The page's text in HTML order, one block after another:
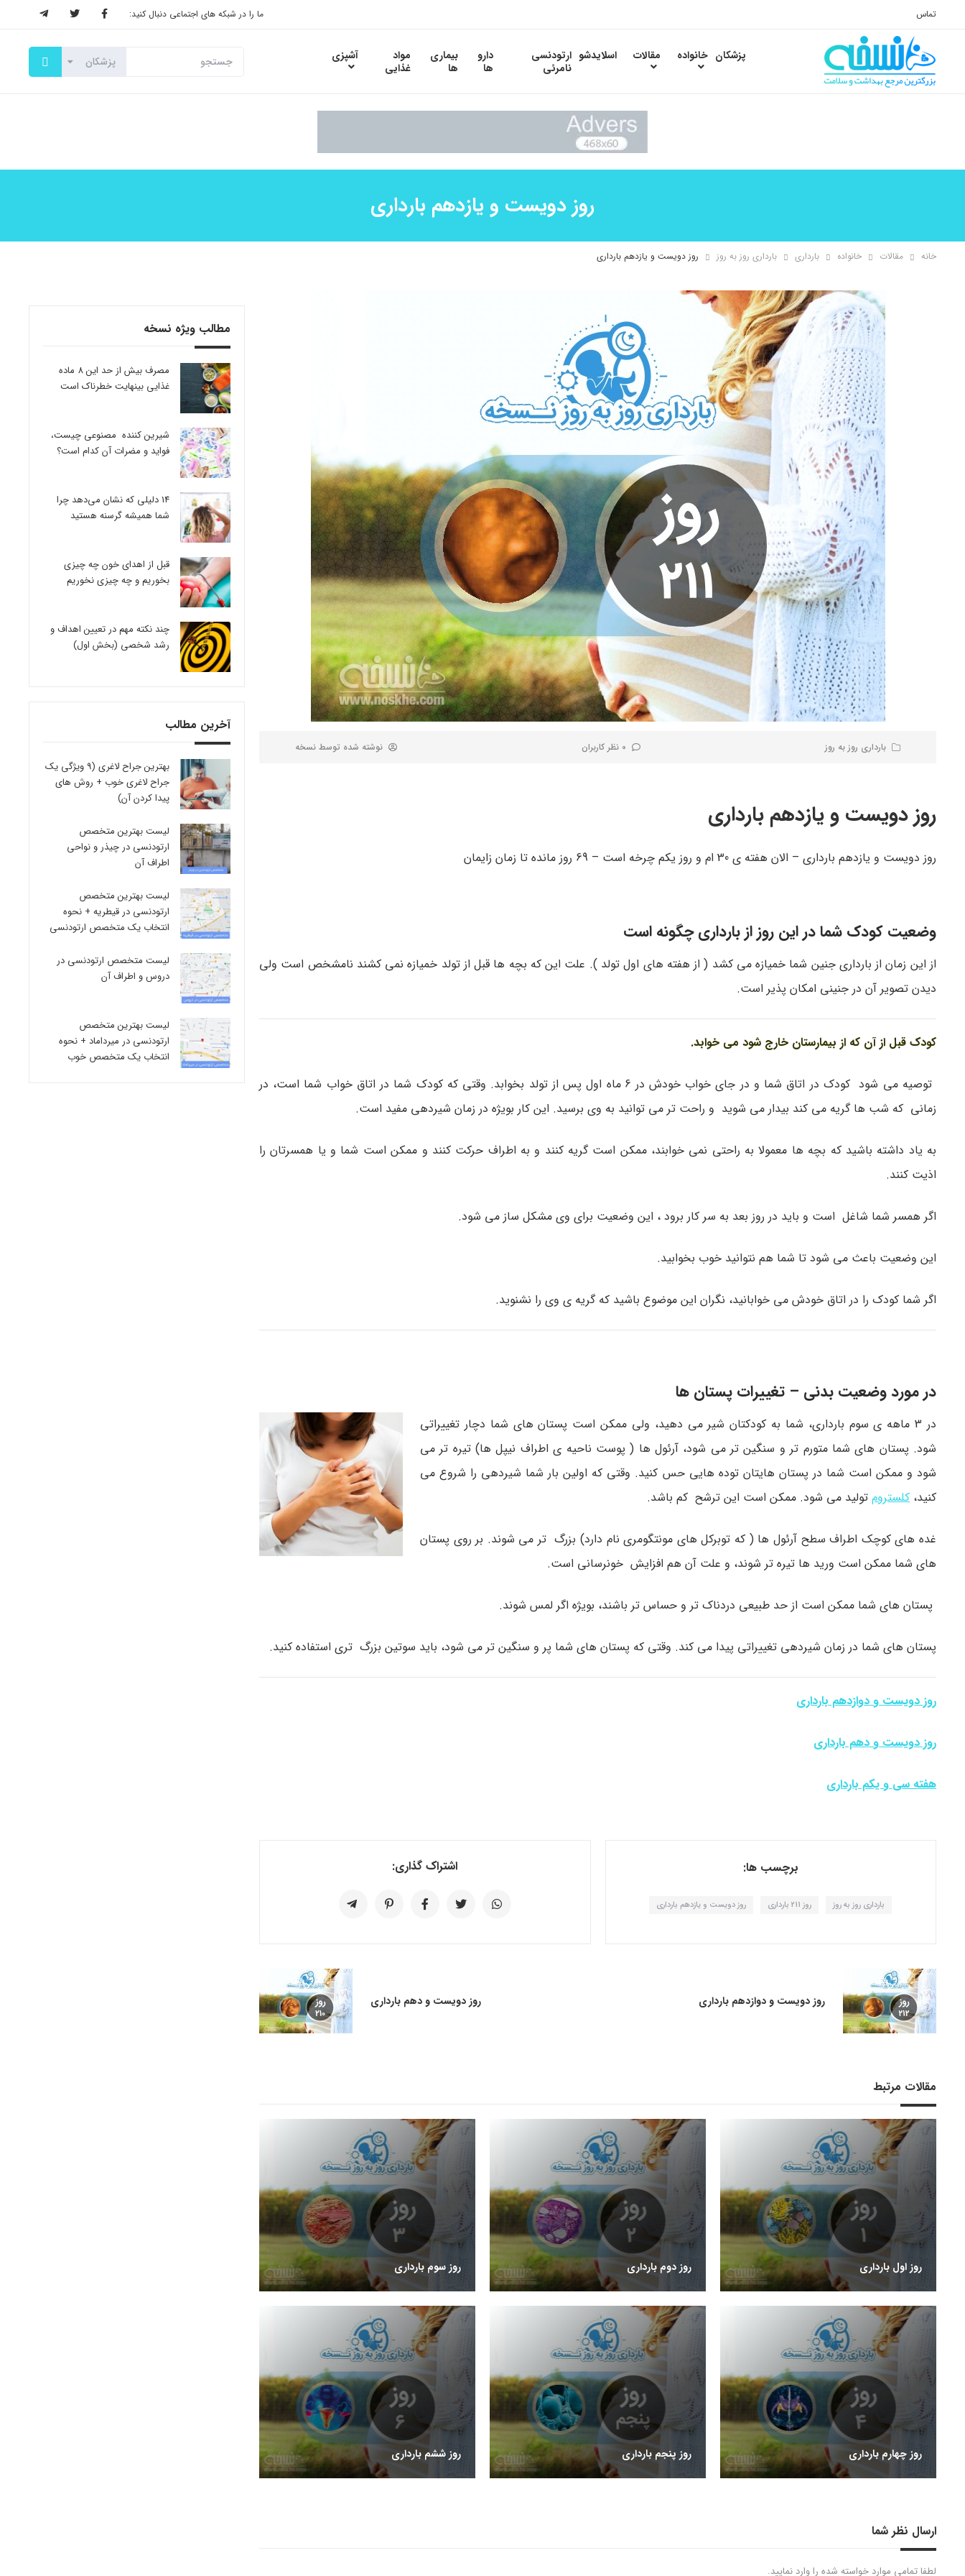
تماس ما را در شبکه های اجتماعی دنبال کنید:
پزشکان خانواده مقالات اسلایدشو ارتودنسی
نامرئی
دارو
ها
بیماری
ها
مواد
غذایی
آشپزی
روز دویست و یازدهم بارداری
خانه مقالات خانواده بارداری بارداری روز به روز روز دویست و یازدهم بارداری
بارداری روز به روز 0 نظر کاربران نوشته شده توسط نسخه
روز دویست و یازدهم بارداری
روز دویست و یازدهم بارداری – الان هفته ی 30 ام و روز یکم چرخه است – 69 روز مانده تا زمان زایمان
وضعیت کودک شما در این روز از بارداری چگونه است
از این زمان از بارداری جنین شما خمیازه می کشد ( از هفته های اول تولد ). علت این که بچه ها قبل از تولد خمیازه نمی کشند نامشخص است ولی
دیدن تصویر آن در جنینی امکان پذیر است.
کودک قبل از آن که از بیمارستان خارج شود می خوابد.
توصیه می شود کودک در اتاق شما و در جای خواب خودش در 6 ماه اول پس از تولد بخوابد. وقتی که کودک شما در اتاق خواب شما است، در
زمانی که شب ها گریه می کند بیدار می شوید و راحت تر می توانید به وی برسید. این کار بویژه در زمان شیردهی مفید است.
به یاد داشته باشید که بچه ها معمولا به راحتی نمی خوابند، ممکن است گریه کنند و به اطراف حرکت کنند و ممکن است شما و یا همسرتان را
اذیت کنند.
اگر همسر شما شاغل است و باید در روز بعد به سر کار برود ، این وضعیت برای وی مشکل ساز می شود.
این وضعیت باعث می شود تا شما هم نتوانید خوب بخوابید.
اگر شما کودک را در اتاق خودش می خوابانید، نگران این موضوع باشید که گریه ی وی را نشنوید.
در مورد وضعیت بدنی – تغییرات پستان ها
در 3 ماهه ی سوم بارداری، شما به کودکتان شیر می دهید، ولی ممکن است پستان های شما دچار تغییراتی
شود. پستان های شما متورم تر و سنگین تر می شود، آرئول ها ( پوست ناحیه ی اطراف نیپل ها) تیره تر می
شود و ممکن است شما در پستان هایتان توده هایی حس کنید. وقتی که اولین بار شما شیردهی را شروع می
کنید، کلستروم تولید می شود. ممکن است این ترشح کم باشد.
غده های کوچک اطراف سطح آرئول ها ( که توبرکل های مونتگومری نام دارد) بزرگ تر می شوند. بر روی پستان
های شما ممکن است ورید ها تیره تر شوند، و علت آن هم افزایش خونرسانی است.
پستان های شما ممکن است از حد طبیعی دردناک تر و حساس تر باشند، بویژه اگر لمس شوند.
پستان های شما در زمان شیردهی تغییراتی پیدا می کند. وقتی که پستان های شما پر و سنگین تر می شود، باید سوتین بزرگ تری استفاده کنید.
روز دویست و دوازدهم بارداری
روز دویست و دهم بارداری
هفته سی و یکم بارداری
برچسب ها:
بارداری روز به روز روز 211 بارداری روز دویست و یازدهم بارداری
اشتراک گذاری:
روز دویست و دوازدهم بارداری روز دویست و دهم بارداری
مقالات مرتبط
روز اول بارداری روز دوم بارداری روز سوم بارداری
روز چهارم بارداری روز پنجم بارداری روز ششم بارداری
ارسال نظر شما
لطفا تمامی موارد خواسته شده را وارد نمایید.
مطالب ویژه نسخه
مصرف بیش از حد این 8 ماده
غذایی بینهایت خطرناک است
شیرین کننده مصنوعی چیست،
فواید و مضرات آن کدام است؟
14 دلیلی که نشان می‌دهد چرا
شما همیشه گرسنه هستید
قبل از اهدای خون چه چیزی
بخوریم و چه چیزی نخوریم
چند نکته مهم در تعیین اهداف و
رشد شخصی (بخش اول)
آخرین مطالب
بهترین جراح لاغری (9 ویژگی یک
جراح لاغری خوب + روش های
پیدا کردن آن)
لیست بهترین متخصص
ارتودنسی در چیذر و نواحی
اطراف آن
لیست بهترین متخصص
ارتودنسی در قیطریه + نحوه
انتخاب یک متخصص ارتودنسی
لیست متخصص ارتودنسی در
دروس و اطراف آن
لیست بهترین متخصص
ارتودنسی در میرداماد + نحوه
انتخاب یک متخصص خوب